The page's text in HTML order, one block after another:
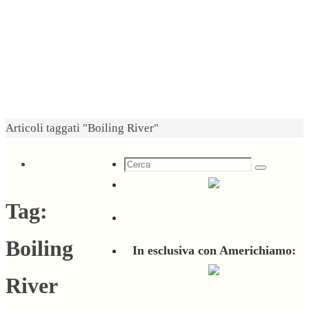
Home
Articoli taggati "Boiling River"
Tag:
Boiling
River
Cerca
Cerca
In esclusiva con Americhiamo: